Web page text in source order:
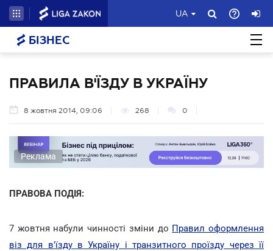
UA
БІЗНЕС
ПРАВИЛА В'ЇЗДУ В УКРАЇНУ
8 жовтня 2014, 09:06 268 0
Реклама
ПРАВОВА ПОДІЯ:
7 жовтня набули чинності зміни до Правил оформлення
віз для в'їзду в Україну і транзитного проїзду через її